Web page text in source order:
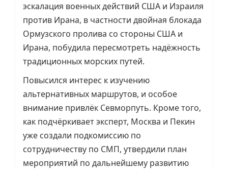
эскалация военных действий США и Израиля
против Ирана, в частности двойная блокада
Ормузского пролива со стороны США и
Ирана, побудила пересмотреть надёжность
традиционных морских путей.
Повысился интерес к изучению
альтернативных маршрутов, и особое
внимание привлёк Севморпуть. Кроме того,
как подчёркивает эксперт, Москва и Пекин
уже создали подкомиссию по
сотрудничеству по СМП, утвердили план
мероприятий по дальнейшему развитию